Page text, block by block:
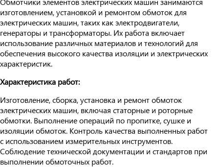
изготовлением, установкой и ремонтом обмоток для
электрических машин, таких как электродвигатели,
генераторы и трансформаторы. Их работа включает
использование различных материалов и технологий для
обеспечения высокого качества изоляции и электрических
характеристик.
Характеристика работ:
Изготовление, сборка, установка и ремонт обмоток
электрических машин, включая статорные и роторные
обмотки. Выполнение операций по пропитке, сушке и
изоляции обмоток. Контроль качества выполненных работ
с использованием измерительных инструментов.
Соблюдение технической документации и стандартов при
выполнении обмоточных работ.